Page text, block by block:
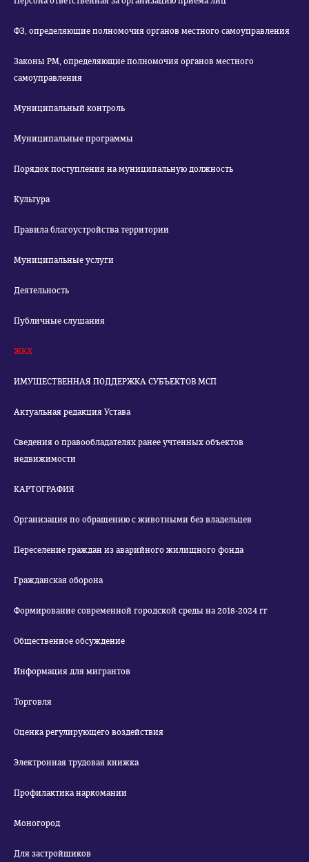
ФЗ, определяющие полномочия органов местного самоуправления
Законы РМ, определяющие полномочия органов местного
самоуправления
Муниципальный контроль
Муниципальные программы
Порядок поступления на муниципальную должность
Культура
Правила благоустройства территории
Муниципальные услуги
Деятельность
Публичные слушания
ЖКХ
ИМУЩЕСТВЕННАЯ ПОДДЕРЖКА СУБЪЕКТОВ МСП
Актуальная редакция Устава
Сведения о правообладателях ранее учтенных объектов
недвижимости
КАРТОГРАФИЯ
Организация по обращению с животными без владельцев
Переселение граждан из аварийного жилищного фонда
Гражданская оборона
Формирование современной городской среды на 2018-2024 гг
Общественное обсуждение
Информация для мигрантов
Торговля
Оценка регулирующего воздействия
Электронная трудовая книжка
Профилактика наркомании
Моногород
Для застройщиков